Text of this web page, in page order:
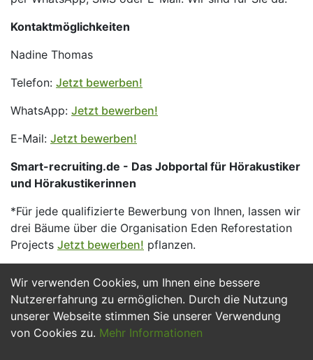
Wir verwenden Cookies, um Ihnen eine bessere
Nutzererfahrung zu ermöglichen. Durch die Nutzung
unserer Webseite stimmen Sie unserer Verwendung
von Cookies zu. Mehr Informationen
Kontaktmöglichkeiten
Nadine Thomas
Telefon: Jetzt bewerben!
WhatsApp: Jetzt bewerben!
E-Mail: Jetzt bewerben!
Smart-recruiting.de - Das Jobportal für Hörakustiker
und Hörakustikerinnen
*Für jede qualifizierte Bewerbung von Ihnen, lassen wir
drei Bäume über die Organisation Eden Reforestation
Projects Jetzt bewerben! pflanzen.
Jetzt Bewerben